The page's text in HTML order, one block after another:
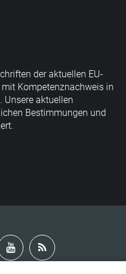
der aktuellen EU-
Kompetenznachweis in
Unsere aktuellen
Bestimmungen und